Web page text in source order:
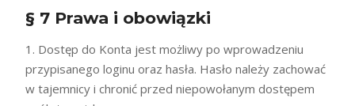
§ 7 Prawa i obowiązki
1. Dostęp do Konta jest możliwy po wprowadzeniu
przypisanego loginu oraz hasła. Hasło należy zachować
w tajemnicy i chronić przed niepowołanym dostępem